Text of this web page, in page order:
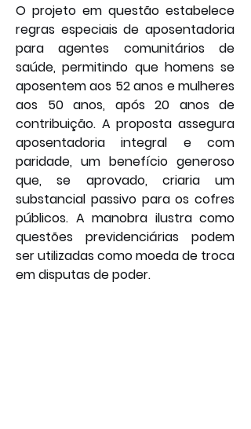
O projeto em questão estabelece
regras especiais de aposentadoria
para agentes comunitários de
saúde, permitindo que homens se
aposentem aos 52 anos e mulheres
aos 50 anos, após 20 anos de
contribuição. A proposta assegura
aposentadoria integral e com
paridade, um benefício generoso
que, se aprovado, criaria um
substancial passivo para os cofres
públicos. A manobra ilustra como
questões previdenciárias podem
ser utilizadas como moeda de troca
em disputas de poder.